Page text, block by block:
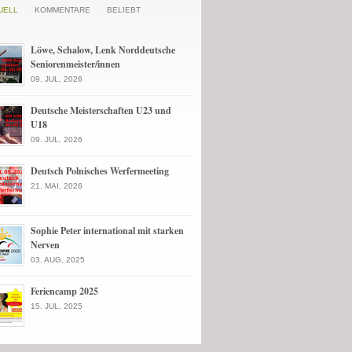
KOMMENTARE BELIEBT
Löwe, Schalow, Lenk Norddeutsche
Seniorenmeister/innen
09. JUL, 2026
Deutsche Meisterschaften U23 und
U18
09. JUL, 2026
Deutsch Polnisches Werfermeeting
21. MAI, 2026
Sophie Peter international mit starken
Nerven
03. AUG, 2025
Feriencamp 2025
15. JUL, 2025